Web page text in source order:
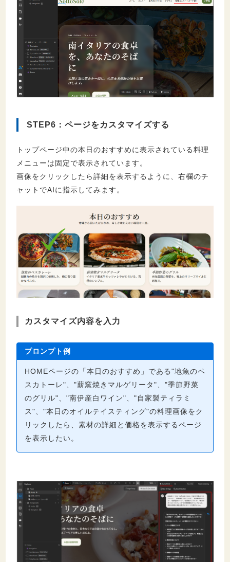
STEP6：ページをカスタマイズする
トップページ中の本日のおすすめに表示されている料理
メニューは固定で表示されています。
画像をクリックしたら詳細を表示するように、右欄のチ
ャットでAIに指示してみます。
カスタマイズ内容を入力
プロンプト例
HOMEページの「本日のおすすめ」である"地魚のペ
スカトーレ"、"薪窯焼きマルゲリータ"、"季節野菜
のグリル"、"南伊産白ワイン"、"自家製ティラミ
ス"、"本日のオイルテイスティング"の料理画像をク
リックしたら、素材の詳細と価格を表示するページ
を表示したい。